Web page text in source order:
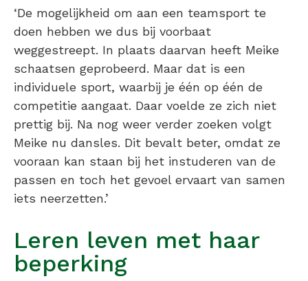
‘De mogelijkheid om aan een teamsport te
doen hebben we dus bij voorbaat
weggestreept. In plaats daarvan heeft Meike
schaatsen geprobeerd. Maar dat is een
individuele sport, waarbij je één op één de
competitie aangaat. Daar voelde ze zich niet
prettig bij. Na nog weer verder zoeken volgt
Meike nu dansles. Dit bevalt beter, omdat ze
vooraan kan staan bij het instuderen van de
passen en toch het gevoel ervaart van samen
iets neerzetten.’
Leren leven met haar
beperking